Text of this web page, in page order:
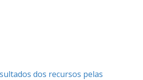
dos recursos pelas